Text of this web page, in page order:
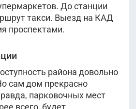
До станции
такси. Выезд на КАД
проспектами.
района довольно
сам дом прекрасно
парковочных мест
всего, будет